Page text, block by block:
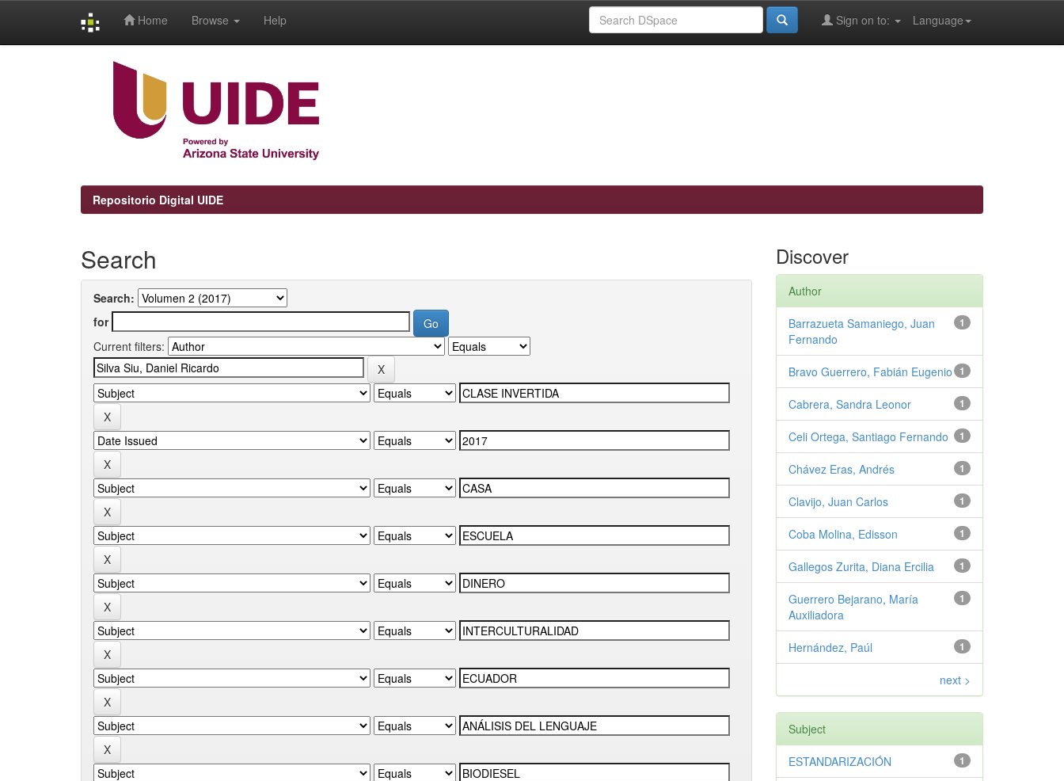
Home Browse Help Language
Sign on to:
Repositorio Digital UIDE
Search
Search:
for
Current filters:
Discover
Author
1
Barrazueta Samaniego, Juan
Fernando
1
Bravo Guerrero, Fabián Eugenio
1
Cabrera, Sandra Leonor
1
Celi Ortega, Santiago Fernando
1
Chávez Eras, Andrés
1
Clavijo, Juan Carlos
1
Coba Molina, Edisson
1
Gallegos Zurita, Diana Ercilia
1
Guerrero Bejarano, María
Auxiliadora
1
Hernández, Paúl
next >
Subject
1
ESTANDARIZACIÓN